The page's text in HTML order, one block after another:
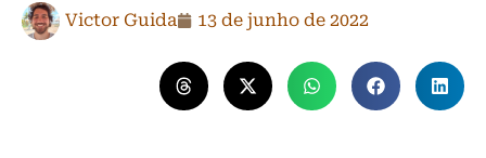
Victor Guida 13 de junho de 2022